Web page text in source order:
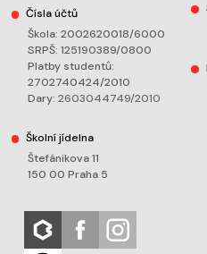
Čísla účtů
Škola: 2002620018/6000
SRPŠ: 125190389/0800
Platby studentů:
2702740424/2010
Dary: 2603044749/2010
Školní jídelna
Štefánikova 11
150 00 Praha 5